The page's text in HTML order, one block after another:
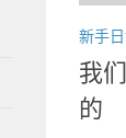
新手
我
的